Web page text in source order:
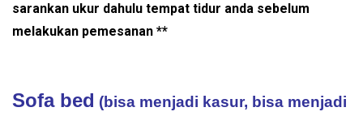
sarankan ukur dahulu tempat tidur anda sebelum
melakukan pemesanan **
Sofa bed (bisa menjadi kasur, bisa menjadi